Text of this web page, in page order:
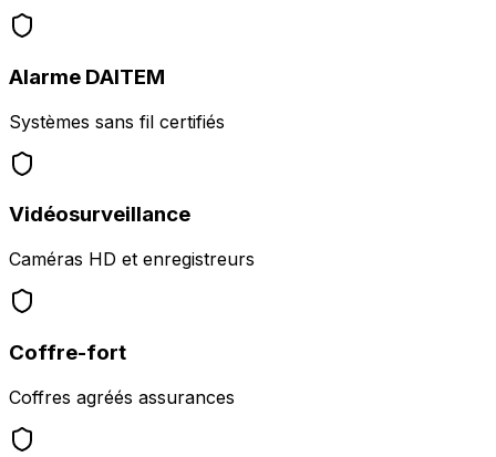
Alarme DAITEM
Systèmes sans fil certifiés
Vidéosurveillance
Caméras HD et enregistreurs
Coffre-fort
Coffres agréés assurances